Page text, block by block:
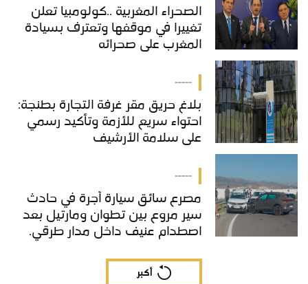
الصحراء المغربية ..كولومبيا تعلن
تغييرا في موقفها وتعترف بسيادة
المغرب على صحرائه
-----
بلاغ حريق مقر غرفة التجارة بطنجة:
احتواء سريع للأزمة وتأكيد رسمي
على سلامة الأرشيف
-----
مصرع سائق سيارة أجرة في حادث
سير مروع بين تطوان ومارتيل بعد
اصطدام عنيف داخل مدار طرقي.
أكبر